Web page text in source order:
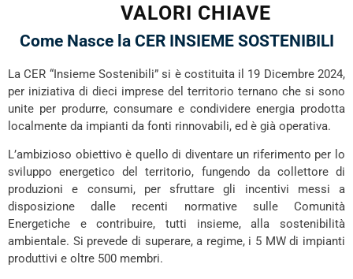
VALORI CHIAVE
Come Nasce la CER INSIEME SOSTENIBILI
La CER “Insieme Sostenibili” si è costituita il 19 Dicembre 2024,
per iniziativa di dieci imprese del territorio ternano che si sono
unite per produrre, consumare e condividere energia prodotta
localmente da impianti da fonti rinnovabili, ed è già operativa.
L’ambizioso obiettivo è quello di diventare un riferimento per lo
sviluppo energetico del territorio, fungendo da collettore di
produzioni e consumi, per sfruttare gli incentivi messi a
disposizione dalle recenti normative sulle Comunità
Energetiche e contribuire, tutti insieme, alla sostenibilità
ambientale. Si prevede di superare, a regime, i 5 MW di impianti
produttivi e oltre 500 membri.